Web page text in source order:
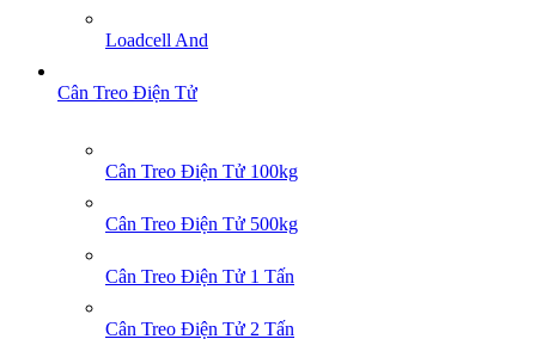
Loadcell And
Cân Treo Điện Tử
Cân Treo Điện Tử 100kg
Cân Treo Điện Tử 500kg
Cân Treo Điện Tử 1 Tấn
Cân Treo Điện Tử 2 Tấn